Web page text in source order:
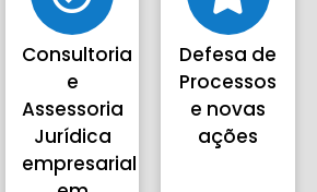
Consultoria
e
Assessoria
Jurídica
empresarial
Defesa de
Processos
e novas
ações